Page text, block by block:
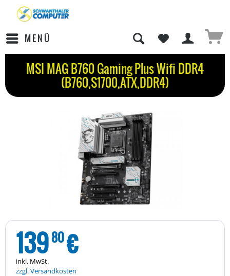
MENÜ
MSI MAG B760 Gaming Plus Wifi DDR4
(B760,S1700,ATX,DDR4)
13980€
inkl. MwSt.
zzgl. Versandkosten